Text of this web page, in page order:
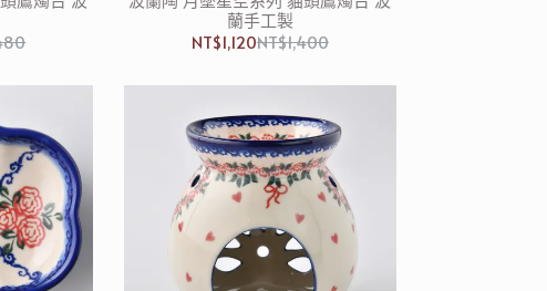
蘭手工製
NT$1,120NT$1,400